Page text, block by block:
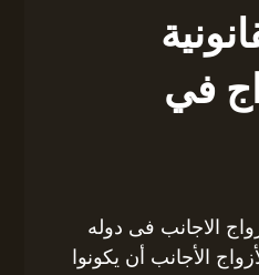
في
الاجانب فى دوله
الأجانب أن يكونوا